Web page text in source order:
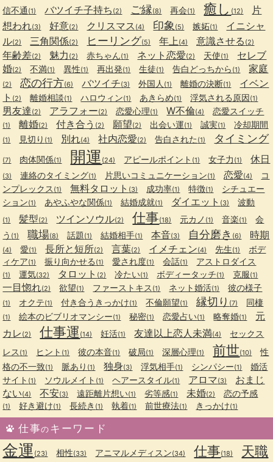
信不通 (1) バツイチ子持ち (2) ご縁(8) 再会(1) 癒し (12)
片
想われ(3) 好意(2) クリスマス (4) 印象 (5) 嫉妬(1)
イニシャ
ル(2) 三角関係(2) ヒーリング(5) 年上(4) 意識させる (2)
年齢差(2) 魅力 (2) 赤ちゃん(1) ネット恋愛(2) 天使(1)
セレブ
婚(2) 不満(1) 異性(1) 再出発(1) 生徒(1) 告白どっちから (1) 家庭
(2) 恋の行方(6) バツイチ(3) 外国人 (1) 離婚の決断(1)
イベン
ト (2) 離婚相談(1) ハロウィン(1) あきらめ(1) 浮気される原因(1)
男友達(2) アラフォー(2) 恋愛心理(1) W不倫(4) 恋愛スイッチ
(1) 離婚(2) 付き合う (2) 願望(2) 出会い運(1) 誠実(1) 冷却期間
(1) 見切り (1) 別れ(4) 社内恋愛(2) 告白された (1) タイミング
(7) 肉体関係(1) 開運 (24) アピールポイント (1) 女子力 (1) 休日
(3) 連絡のタイミング(1) 片思いコミュニケーション(1) 恋愛(4)
コ
ンプレックス (1) 無料タロット (3) 成功率(1) 特徴(1)
シチュエー
ション(1) あやふやな関係(1) 結婚成就(1) ダイエット (3) 波動
(1) 髪型(2) ツインソウル(2) 仕事(18) 元カノ (1) 音楽(1)
会
う (1) 職場(8) 話題(1) 結婚相手(1) 本音(3) 自分磨き (6) 時期
(4) 愛(1) 長所と短所(2) 言葉(2) イメチェン(4) 先生(1)
ボデ
ィケア(1) 振り向かせる (1) 愛され度(1) 会話(1) アストロダイス
(1) 運気(32) タロット (2) 冷たい(1) ボディータッチ(1) 克服(1)
一目惚れ(2) 欲望(1) ファーストキス (1) ネット婚活(1) 彼の様子
(1) オクテ(1) 付き合うきっかけ(1) 不倫願望(1) 縁切り (7) 同棲
(1) 絵本のビブリオマンシー(1) 秘密(1) 恋愛占い(1) 略奪婚(1)
元
カレ (2) 仕事運 (14) 妊活(1) 友達以上恋人未満(4)
セックス
レス (1) ヒント (1) 彼の本音(1) 破局(1) 深層心理(1) 前世(10)
性
格の不一致(1) 脈あり (1) 独身(3) 浮気相手(1) シンパシー(1)
婚活
サイト (1) ソウルメイト (1) ヘアースタイル(1) アロマ(3)
おまじ
ない(4) 不安(3) 遠距離片想い(1) 劣等感(1) 未婚(2) 恋の予感
(1) 好き避け(1) 長続き (1) 執着(1) 前世療法(1) きっかけ(1)
仕事のキーワード
金運 (23) 相性(33) アニマルメディスン(34) 仕事(18) 天職